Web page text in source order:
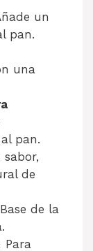
un
pan.
una
pan.
sabor,
de
de la
Para